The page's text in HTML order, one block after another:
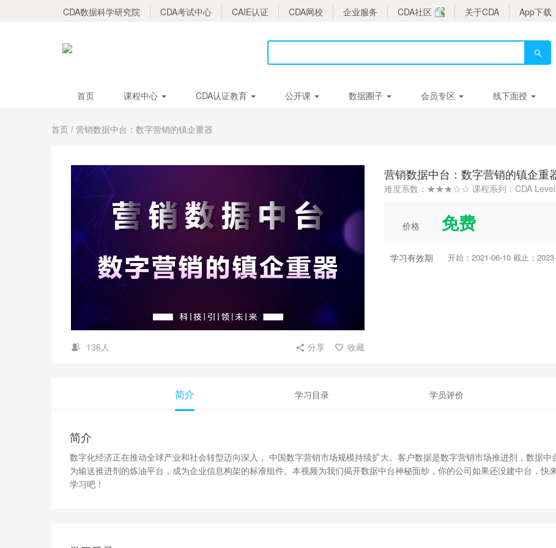
CDA数据科学研究院 CDA考试中心 CAIE认证 CDA网校 企业服务 CDA社区 关于CDA App下载
首页 课程中心 CDA认证教育 公开课 数据圈子 会员专区 线下面授
首页 / 营销数据中台：数字营销的镇企重器
136人 分享 收藏
营销数据中台：数字营销的镇企重
难度系数：★★★☆☆ 课程系列：CDA Level
价格 免费
学习有效期 开始：2021-06-10 截止：
简介 学习目录 学员评价
简介
数字化经济正在推动全球产业和社会转型迈向深入， 中国数字营销市场规模持续扩大。客户数据是数字营销市场推进剂，数据中
为输送推进剂的炼油平台，成为企业信息构架的标准组件。本视频为我们揭开数据中台神秘面纱，你的公司如果还没建中台，快
学习吧！